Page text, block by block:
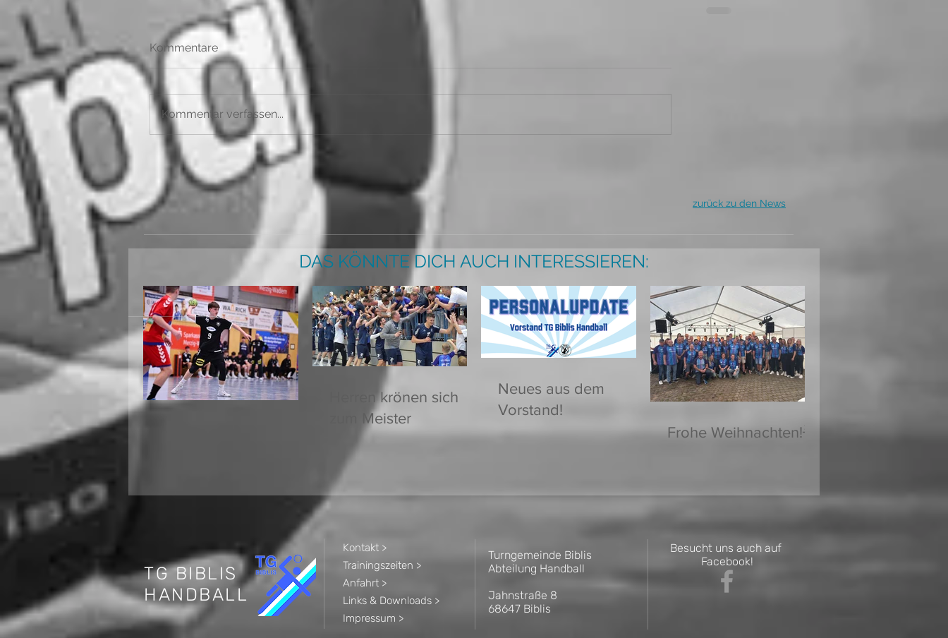
Kommentare
Kommentar verfassen...
zurück zu den News
DAS KÖNNTE DICH AUCH INTERESSIEREN:
trifft auf die Schweiz
Herren krönen sich
zum Meister
Neues aus dem
Vorstand!
Frohe Weihnachten!🌟
TG BIBLIS
HANDBALL
Kontakt >
Trainingszeiten >
Anfahrt >
Links & Downloads >
Impressum >
Turngemeinde Biblis
Abteilung Handball
Jahnstraße 8
68647 Biblis
Besucht uns auch auf
Facebook!